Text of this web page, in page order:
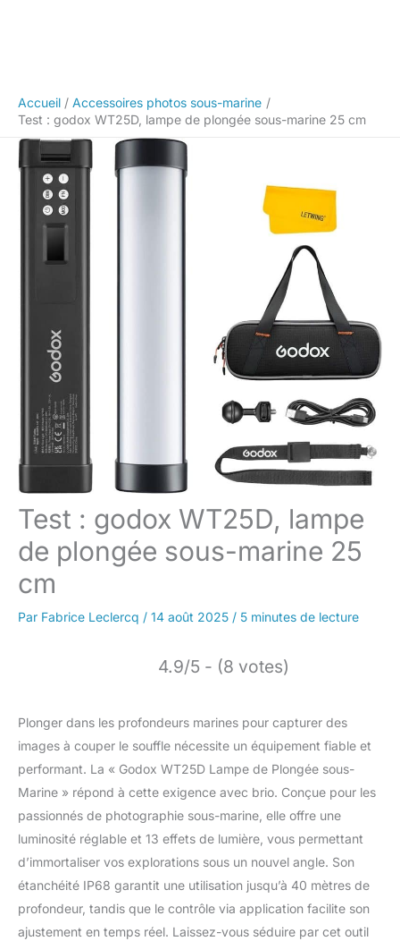
Accueil
Accessoires photos sous-marine
Test : godox WT25D, lampe de plongée sous-marine 25 cm
Test : godox WT25D, lampe
de plongée sous-marine 25
cm
Par Fabrice Leclercq / 14 août 2025 / 5 minutes de lecture
4.9/5 - (8 votes)
Plonger dans les profondeurs marines pour capturer des
images à couper le souffle nécessite un équipement fiable et
performant. La « Godox WT25D Lampe de Plongée sous-
Marine » répond à cette exigence avec brio. Conçue pour les
passionnés de photographie sous-marine, elle offre une
luminosité réglable et 13 effets de lumière, vous permettant
d’immortaliser vos explorations sous un nouvel angle. Son
étanchéité IP68 garantit une utilisation jusqu’à 40 mètres de
profondeur, tandis que le contrôle via application facilite son
ajustement en temps réel. Laissez-vous séduire par cet outil